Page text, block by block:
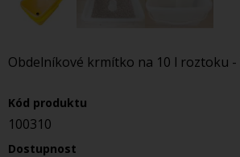
Obdelníkové krmítko na 10 l roztoku
Kód produktu
100310
Dostupnost